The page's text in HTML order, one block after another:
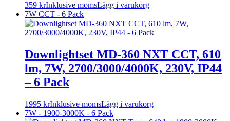
359 krInklusive momsLägg i varukorg
7W CCT - 6 Pack
Downlightset MD-360 NXT CCT, 610
lm, 7W, 2700/3000/4000K, 230V, IP44
– 6 Pack
1995 krInklusive momsLägg i varukorg
7W - 1900-3000K - 6 Pack